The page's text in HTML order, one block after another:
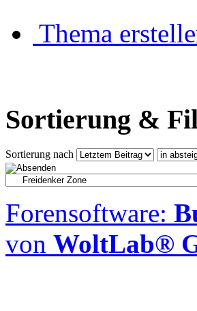
Thema
Sortierung &
Sortierung nach
Forensoftware:
von WoltLab®